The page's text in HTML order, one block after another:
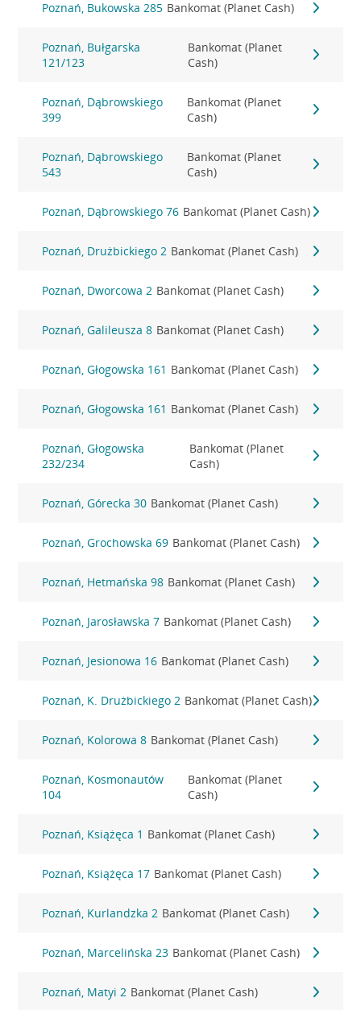
Poznań, Bukowska 285 Bankomat (Planet Cash)
Poznań, Bułgarska
121/123
Bankomat (Planet
Cash)
Poznań, Dąbrowskiego
399
Bankomat (Planet
Cash)
Poznań, Dąbrowskiego
543
Bankomat (Planet
Cash)
Poznań, Dąbrowskiego 76 Bankomat (Planet Cash)
Poznań, Drużbickiego 2 Bankomat (Planet Cash)
Poznań, Dworcowa 2 Bankomat (Planet Cash)
Poznań, Galileusza 8 Bankomat (Planet Cash)
Poznań, Głogowska 161 Bankomat (Planet Cash)
Poznań, Głogowska 161 Bankomat (Planet Cash)
Poznań, Głogowska
232/234
Bankomat (Planet
Cash)
Poznań, Górecka 30 Bankomat (Planet Cash)
Poznań, Grochowska 69 Bankomat (Planet Cash)
Poznań, Hetmańska 98 Bankomat (Planet Cash)
Poznań, Jarosławska 7 Bankomat (Planet Cash)
Poznań, Jesionowa 16 Bankomat (Planet Cash)
Poznań, K. Drużbickiego 2 Bankomat (Planet Cash)
Poznań, Kolorowa 8 Bankomat (Planet Cash)
Poznań, Kosmonautów
104
Bankomat (Planet
Cash)
Poznań, Książęca 1 Bankomat (Planet Cash)
Poznań, Książęca 17 Bankomat (Planet Cash)
Poznań, Kurlandzka 2 Bankomat (Planet Cash)
Poznań, Marcelińska 23 Bankomat (Planet Cash)
Poznań, Matyi 2 Bankomat (Planet Cash)